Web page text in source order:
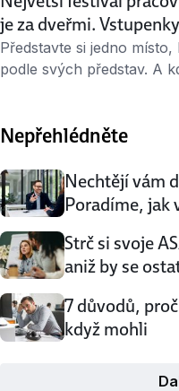
je za dveřmi.
Představte si jedno
podle svých představ. A
pracovních příležitostí se
Nepřehlédněte
Nechtějí vám
Poradíme, jak
Strč si svoje
aniž by se
7 důvodů,
když mohli